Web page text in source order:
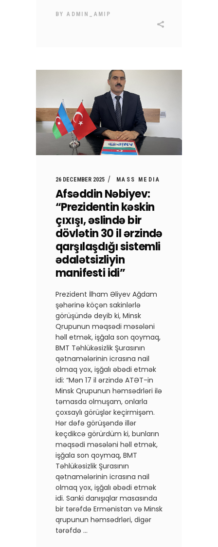
BYADMIN_AMIP
26 DECEMBER 2025 MASS MEDIA
Afsəddin Nəbiyev:
“Prezidentin kəskin
çıxışı, əslində bir
dövlətin 30 il ərzində
qarşılaşdığı sistemli
ədalətsizliyin
manifesti idi”
Prezident İlham Əliyev Ağdam
şəhərinə köçən sakinlərlə
görüşündə deyib ki, Minsk
Qrupunun məqsədi məsələni
həll etmək, işğala son qoymaq,
BMT Təhlükəsizlik Şurasının
qətnamələrinin icrasına nail
olmaq yox, işğalı əbədi etmək
idi: “Mən 17 il ərzində ATƏT-in
Minsk Qrupunun həmsədrləri ilə
təmasda olmuşam, onlarla
çoxsaylı görüşlər keçirmişəm.
Hər dəfə görüşəndə illər
keçdikcə görürdüm ki, bunların
məqsədi məsələni həll etmək,
işğala son qoymaq, BMT
Təhlükəsizlik Şurasının
qətnamələrinin icrasına nail
olmaq yox, işğalı əbədi etmək
idi. Sanki danışıqlar masasında
bir tərəfdə Ermənistan və Minsk
qrupunun həmsədrləri, digər
tərəfdə